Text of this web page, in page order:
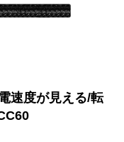
速度が見える/転